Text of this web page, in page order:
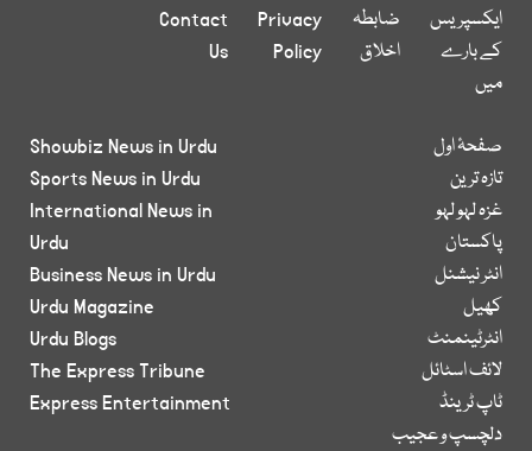
ایکسپریس
کے بارے
میں
ضابطہ
اخلاق
Privacy
Policy
Contact
Us
صفحۂ اول
تازہ ترین
غزہ لہو لہو
پاکستان
انٹر نیشنل
کھیل
انٹرٹینمنٹ
لائف اسٹائل
ٹاپ ٹرینڈ
دلچسپ و عجیب
Showbiz News in Urdu
Sports News in Urdu
International News in
Urdu
Business News in Urdu
Urdu Magazine
Urdu Blogs
The Express Tribune
Express Entertainment